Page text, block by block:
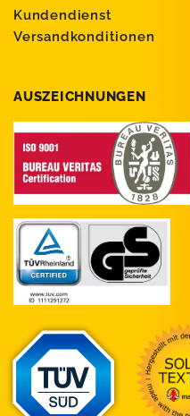
Kundendienst
Versandkonditionen
AUSZEICHNUNGEN